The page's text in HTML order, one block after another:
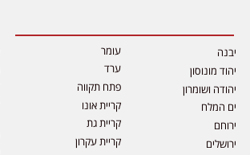
יבנה
יהוד מונוסון
יהודה ושומרון
ים המלח
ירוחם
ירושלים
עומר
ערד
פתח תקווה
קריית אונו
קריית גת
קריית עקרון